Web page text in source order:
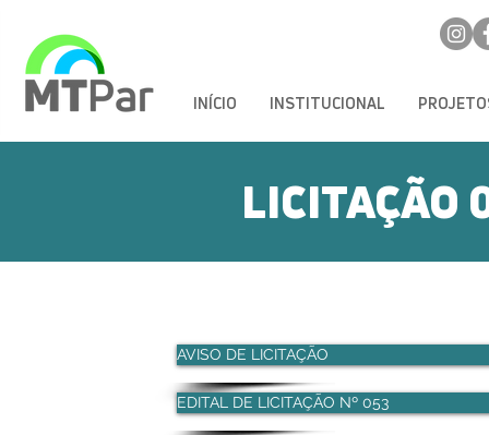
INÍCIO INSTITUCIONAL
LICITAÇÃO
AVISO DE LICITAÇÃO
EDITAL DE LICITAÇÃO Nº 053